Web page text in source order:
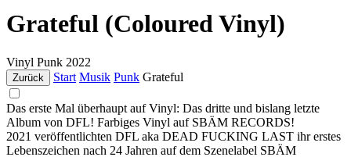
Grateful (Coloured Vinyl)
Vinyl Punk 2022
Zurück Start Musik Punk Grateful
Das erste Mal überhaupt auf Vinyl: Das dritte und bislang letzte
Album von DFL! Farbiges Vinyl auf SBÄM RECORDS!
2021 veröffentlichten DFL aka DEAD FUCKING LAST ihr erstes
Lebenszeichen nach 24 Jahren auf dem Szenelabel SBÄM